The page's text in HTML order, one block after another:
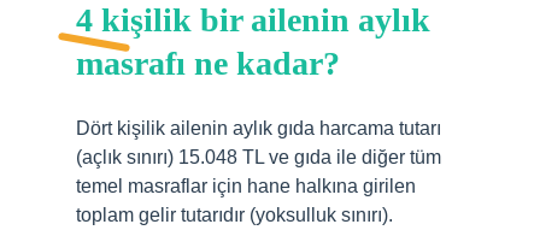
4 kişilik bir ailenin aylık
masrafı ne kadar?
Dört kişilik ailenin aylık gıda harcama tutarı
(açlık sınırı) 15.048 TL ve gıda ile diğer tüm
temel masraflar için hane halkına girilen
toplam gelir tutarıdır (yoksulluk sınırı).